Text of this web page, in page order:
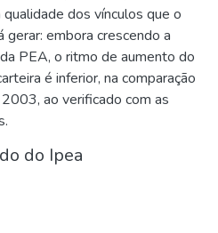
dos vínculos que o
embora crescendo a
PEA, o ritmo de aumento do
é inferior, na comparação
ao verificado com as
do Ipea